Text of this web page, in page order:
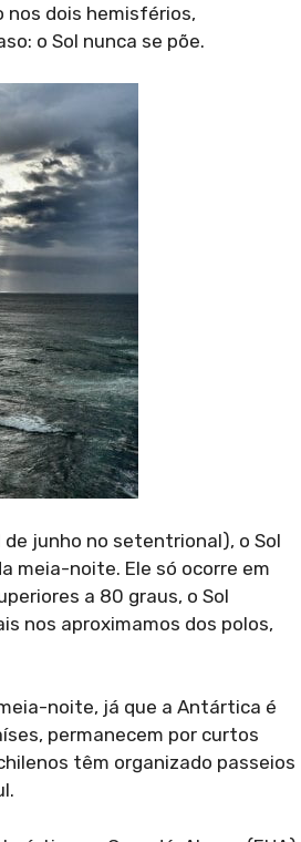
nos dois hemisférios,
o Sol nunca se põe.
junho no setentrional), o Sol
meia-noite. Ele só ocorre em
a 80 graus, o Sol
nos aproximamos dos polos,
noite, já que a Antártica é
permanecem por curtos
têm organizado passeios